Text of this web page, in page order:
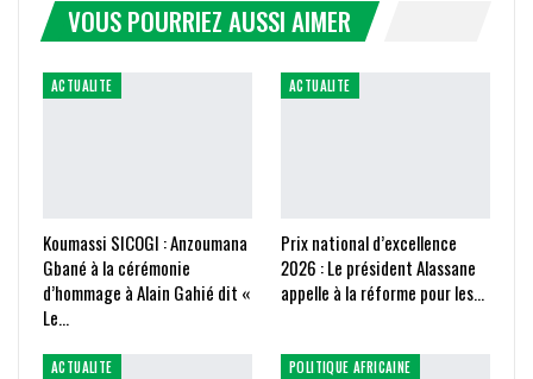
VOUS POURRIEZ AUSSI AIMER
ACTUALITE
Koumassi SICOGI : Anzoumana
Gbané à la cérémonie
d’hommage à Alain Gahié dit «
Le…
ACTUALITE
Prix national d’excellence
2026 : Le président Alassane
appelle à la réforme pour les…
ACTUALITE POLITIQUE AFRICAINE